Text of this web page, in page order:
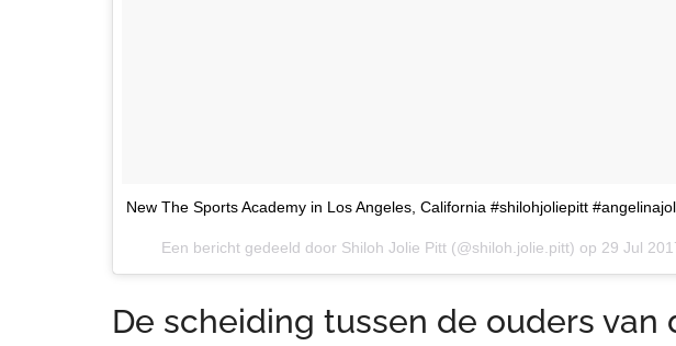
New The Sports Academy in Los Angeles, California #shilohjoliepitt
Een bericht gedeeld door Shiloh Jolie Pitt (@shiloh.jolie.pitt) op 29 Jul
De scheiding tussen de ouders van